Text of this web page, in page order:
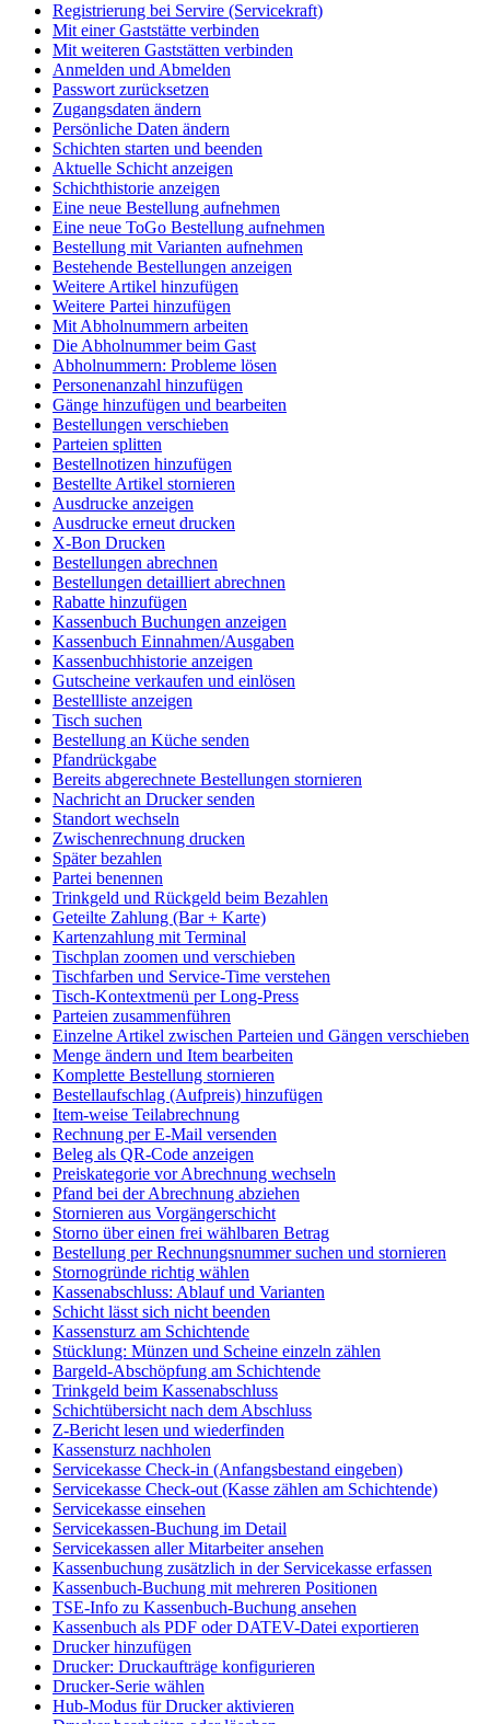
Registrierung bei Servire (Servicekraft)
Mit einer Gaststätte verbinden
Mit weiteren Gaststätten verbinden
Anmelden und Abmelden
Passwort zurücksetzen
Zugangsdaten ändern
Persönliche Daten ändern
Schichten starten und beenden
Aktuelle Schicht anzeigen
Schichthistorie anzeigen
Eine neue Bestellung aufnehmen
Eine neue ToGo Bestellung aufnehmen
Bestellung mit Varianten aufnehmen
Bestehende Bestellungen anzeigen
Weitere Artikel hinzufügen
Weitere Partei hinzufügen
Mit Abholnummern arbeiten
Die Abholnummer beim Gast
Abholnummern: Probleme lösen
Personenanzahl hinzufügen
Gänge hinzufügen und bearbeiten
Bestellungen verschieben
Parteien splitten
Bestellnotizen hinzufügen
Bestellte Artikel stornieren
Ausdrucke anzeigen
Ausdrucke erneut drucken
X-Bon Drucken
Bestellungen abrechnen
Bestellungen detailliert abrechnen
Rabatte hinzufügen
Kassenbuch Buchungen anzeigen
Kassenbuch Einnahmen/Ausgaben
Kassenbuchhistorie anzeigen
Gutscheine verkaufen und einlösen
Bestellliste anzeigen
Tisch suchen
Bestellung an Küche senden
Pfandrückgabe
Bereits abgerechnete Bestellungen stornieren
Nachricht an Drucker senden
Standort wechseln
Zwischenrechnung drucken
Später bezahlen
Partei benennen
Trinkgeld und Rückgeld beim Bezahlen
Geteilte Zahlung (Bar + Karte)
Kartenzahlung mit Terminal
Tischplan zoomen und verschieben
Tischfarben und Service-Time verstehen
Tisch-Kontextmenü per Long-Press
Parteien zusammenführen
Einzelne Artikel zwischen Parteien und Gängen verschieben
Menge ändern und Item bearbeiten
Komplette Bestellung stornieren
Bestellaufschlag (Aufpreis) hinzufügen
Item-weise Teilabrechnung
Rechnung per E-Mail versenden
Beleg als QR-Code anzeigen
Preiskategorie vor Abrechnung wechseln
Pfand bei der Abrechnung abziehen
Stornieren aus Vorgängerschicht
Storno über einen frei wählbaren Betrag
Bestellung per Rechnungsnummer suchen und stornieren
Stornogründe richtig wählen
Kassenabschluss: Ablauf und Varianten
Schicht lässt sich nicht beenden
Kassensturz am Schichtende
Stücklung: Münzen und Scheine einzeln zählen
Bargeld-Abschöpfung am Schichtende
Trinkgeld beim Kassenabschluss
Schichtübersicht nach dem Abschluss
Z-Bericht lesen und wiederfinden
Kassensturz nachholen
Servicekasse Check-in (Anfangsbestand eingeben)
Servicekasse Check-out (Kasse zählen am Schichtende)
Servicekasse einsehen
Servicekassen-Buchung im Detail
Servicekassen aller Mitarbeiter ansehen
Kassenbuchung zusätzlich in der Servicekasse erfassen
Kassenbuch-Buchung mit mehreren Positionen
TSE-Info zu Kassenbuch-Buchung ansehen
Kassenbuch als PDF oder DATEV-Datei exportieren
Drucker hinzufügen
Drucker: Druckaufträge konfigurieren
Drucker-Serie wählen
Hub-Modus für Drucker aktivieren